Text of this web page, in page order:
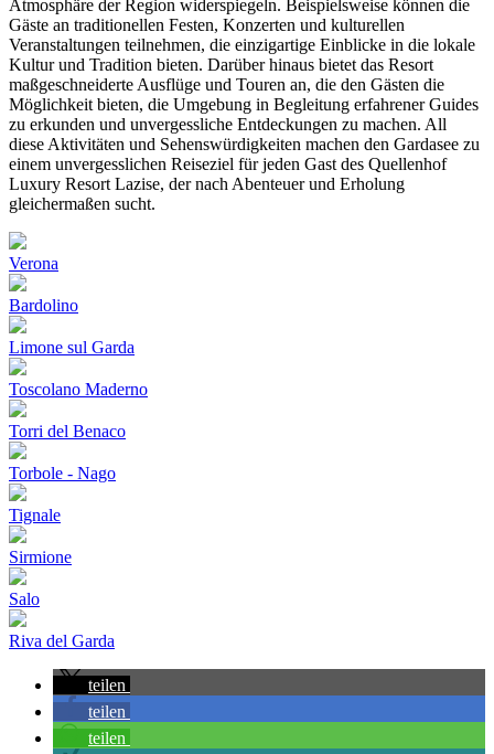
Atmosphäre der Region widerspiegeln. Beispielsweise können die
Gäste an traditionellen Festen, Konzerten und kulturellen
Veranstaltungen teilnehmen, die einzigartige Einblicke in die lokale
Kultur und Tradition bieten. Darüber hinaus bietet das Resort
maßgeschneiderte Ausflüge und Touren an, die den Gästen die
Möglichkeit bieten, die Umgebung in Begleitung erfahrener Guides
zu erkunden und unvergessliche Entdeckungen zu machen. All
diese Aktivitäten und Sehenswürdigkeiten machen den Gardasee zu
einem unvergesslichen Reiseziel für jeden Gast des Quellenhof
Luxury Resort Lazise, der nach Abenteuer und Erholung
gleichermaßen sucht.
Verona
Bardolino
Limone sul Garda
Toscolano Maderno
Torri del Benaco
Torbole - Nago
Tignale
Sirmione
Salo
Riva del Garda
teilen
teilen
teilen